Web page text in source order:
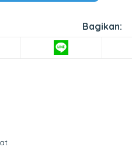
Bagikan: